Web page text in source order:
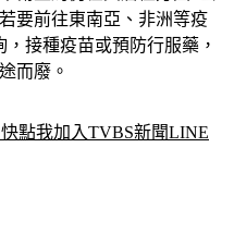
衛生局仍在其居住方圓5公
要前往東南亞、非洲等疫
接種疫苗或預防行服藥，
點我加入TVBS新聞LINE